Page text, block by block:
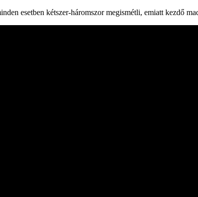
esetben kétszer-háromszor megismétli, emiatt kezdő